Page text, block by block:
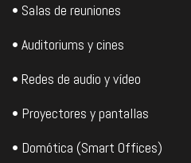
• Salas de reuniones
• Auditoriums y cines
• Redes de audio y vídeo
• Proyectores y pantallas
• Domótica (Smart Offices)